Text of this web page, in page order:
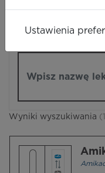
Wyniki wyszukiwania
Ustawienia